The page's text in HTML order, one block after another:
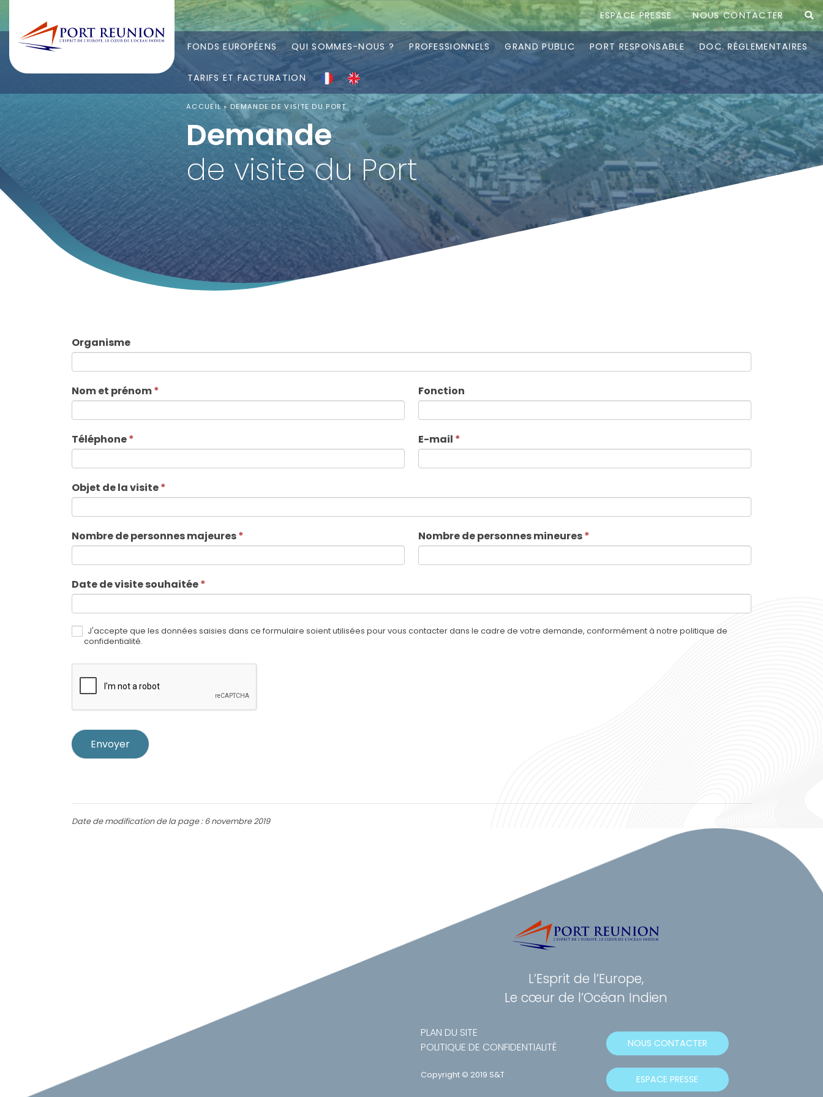
ESPACE PRESSE NOUS CONTACTER
FONDS EUROPÉENS QUI SOMMES-NOUS ? PROFESSIONNELS GRAND PUBLIC PORT RESPONSABLE DOC. RÉGLEMENTAIRES
TARIFS ET FACTURATION
ACCUEIL »DEMANDE DE VISITE DU PORT
Demande
de visite du Port
Demande
de
visite
Organisme
Nom et prénom* Fonction
Téléphone* E-mail *
Objet de la visite*
Nombre de personnes majeures* Nombre de personnes mineures*
Date de visite souhaitée*
J'accepte que les données saisies dans ce formulaire soient utilisées pour vous contacter dans le cadre de votre demande, conformément à notre politique de
confidentialité.
Envoyer
Date de modification de la page : 6 novembre 2019
L’Esprit de l’Europe,
Le cœur de l’Océan Indien
PLAN DU SITE
POLITIQUE DE CONFIDENTIALITÉ
Copyright © 2019 S&T
NOUS CONTACTER
ESPACE PRESSE